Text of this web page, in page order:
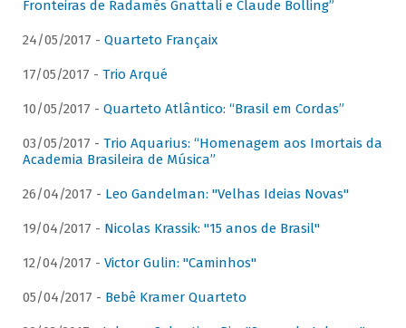
Fronteiras de Radamés Gnattali e Claude Bolling”
24/05/2017 - Quarteto Françaix
17/05/2017 - Trio Arqué
10/05/2017 - Quarteto Atlântico: “Brasil em Cordas”
03/05/2017 - Trio Aquarius: “Homenagem aos Imortais da
Academia Brasileira de Música”
26/04/2017 - Leo Gandelman: "Velhas Ideias Novas"
19/04/2017 - Nicolas Krassik: "15 anos de Brasil"
12/04/2017 - Victor Gulin: "Caminhos"
05/04/2017 - Bebê Kramer Quarteto